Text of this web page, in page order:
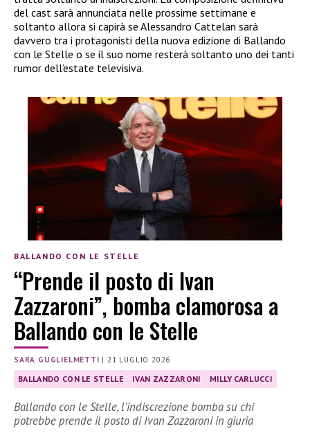
del cast sarà annunciata nelle prossime settimane e
soltanto allora si capirà se Alessandro Cattelan sarà
davvero tra i protagonisti della nuova edizione di Ballando
con le Stelle o se il suo nome resterà soltanto uno dei tanti
rumor dell’estate televisiva.
BALLANDO CON LE STELLE
“Prende il posto di Ivan
Zazzaroni”, bomba clamorosa a
Ballando con le Stelle
SARA GUGLIELMETTI |21 LUGLIO 2026
BALLANDO CON LE STELLE IVAN ZAZZARONI MILLY CARLUCCI
Ballando con le Stelle, l’indiscrezione bomba su chi
potrebbe prende il posto di Ivan Zazzaroni in giuria